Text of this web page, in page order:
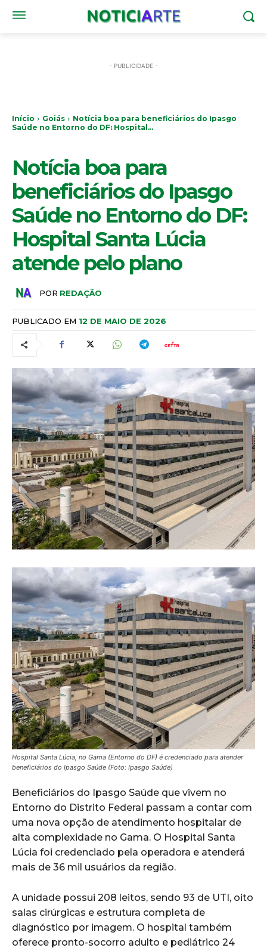
- PUBLICIDADE -
Início Goiás
Notícia boa para beneficiários do Ipasgo
Saúde no Entorno do DF: Hospital...
Notícia boa para
beneficiários do Ipasgo
Saúde no Entorno do DF:
Hospital Santa Lúcia
atende pelo plano
POR REDAÇÃO
PUBLICADO EM 12 DE MAIO DE 2026
Hospital Santa Lúcia, no Gama (Entorno do DF) é credenciado para atender
beneficiários do Ipasgo Saúde (Foto: Ipasgo Saúde)
Beneficiários do Ipasgo Saúde que vivem no
Entorno do Distrito Federal passam a contar com
uma nova opção de atendimento hospitalar de
alta complexidade no Gama. O Hospital Santa
Lúcia foi credenciado pela operadora e atenderá
mais de 36 mil usuários da região.
A unidade possui 208 leitos, sendo 93 de UTI, oito
salas cirúrgicas e estrutura completa de
diagnóstico por imagem. O hospital também
oferece pronto-socorro adulto e pediátrico 24